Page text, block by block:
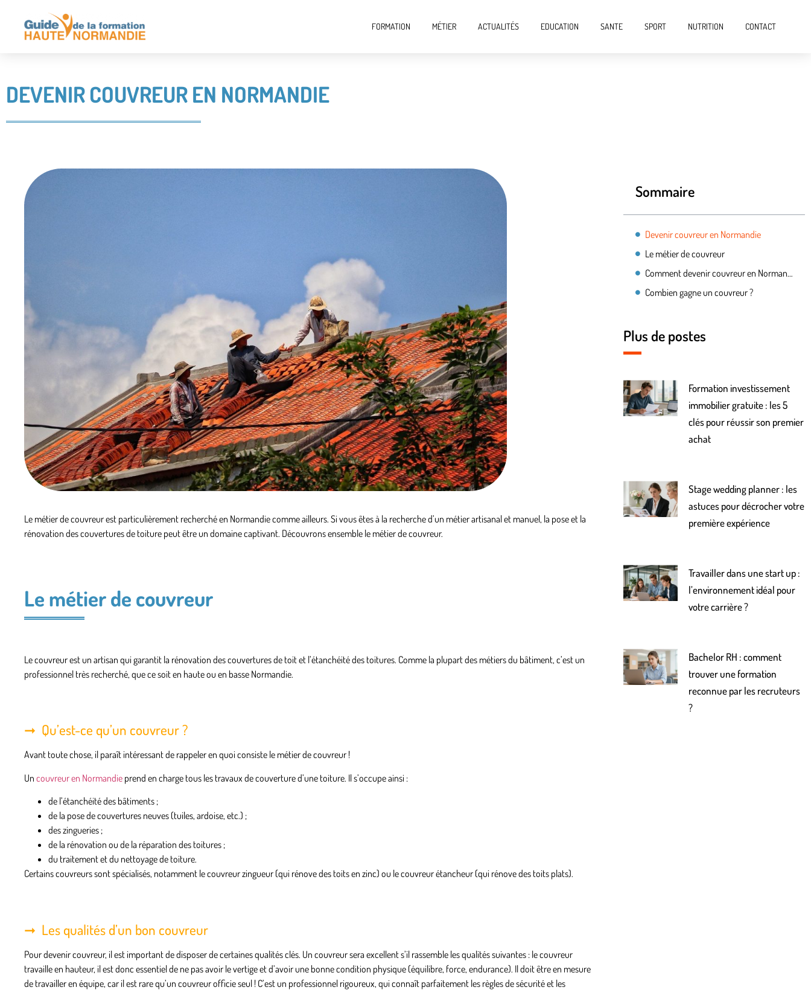
FORMATION MÉTIER ACTUALITÉS EDUCATION SANTE SPORT NUTRITION CONTACT
DEVENIR COUVREUR EN NORMANDIE
Le métier de couvreur est particulièrement recherché en Normandie comme ailleurs. Si vous êtes à la recherche d’un métier artisanal et manuel, la pose et la
rénovation des couvertures de toiture peut être un domaine captivant. Découvrons ensemble le métier de couvreur.
Le métier de couvreur
Le couvreur est un artisan qui garantit la rénovation des couvertures de toit et l’étanchéité des toitures. Comme la plupart des métiers du bâtiment, c’est un
professionnel très recherché, que ce soit en haute ou en basse Normandie.
Qu’est-ce qu’un couvreur ?
Avant toute chose, il paraît intéressant de rappeler en quoi consiste le métier de couvreur !
Un couvreur en Normandie prend en charge tous les travaux de couverture d’une toiture. Il s’occupe ainsi :
de l’étanchéité des bâtiments ;
de la pose de couvertures neuves (tuiles, ardoise, etc.) ;
des zingueries ;
de la rénovation ou de la réparation des toitures ;
du traitement et du nettoyage de toiture.
Certains couvreurs sont spécialisés, notamment le couvreur zingueur (qui rénove des toits en zinc) ou le couvreur étancheur (qui rénove des toits plats).
Les qualités d’un bon couvreur
Pour devenir couvreur, il est important de disposer de certaines qualités clés. Un couvreur sera excellent s’il rassemble les qualités suivantes : le couvreur
travaille en hauteur, il est donc essentiel de ne pas avoir le vertige et d’avoir une bonne condition physique (équilibre, force, endurance). Il doit être en mesure
de travailler en équipe, car il est rare qu’un couvreur officie seul ! C’est un professionnel rigoureux, qui connaît parfaitement les règles de sécurité et les
Sommaire
Devenir couvreur en Normandie
Le métier de couvreur
Comment devenir couvreur en Normandie ?
Combien gagne un couvreur ?
Plus de postes
Formation investissement
immobilier gratuite : les 5
clés pour réussir son premier
achat
Stage wedding planner : les
astuces pour décrocher votre
première expérience
Travailler dans une start up :
l’environnement idéal pour
votre carrière ?
Bachelor RH : comment
trouver une formation
reconnue par les recruteurs
?